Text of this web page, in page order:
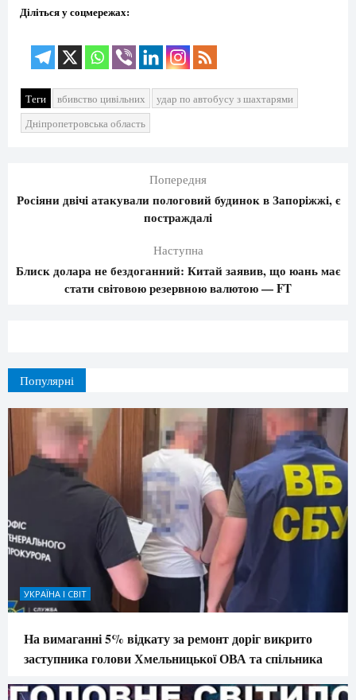
Діліться у соцмережах:
Теги вбивство цивільних
удар по автобусу з шахтарями
Дніпропетровська область
Попередня
Росіяни двічі атакували пологовий будинок в Запоріжжі, є
постраждалі
Наступна
Блиск долара не бездоганний: Китай заявив, що юань має
стати світовою резервною валютою — FT
Популярні
УКРАЇНА І СВІТ
На вимаганні 5% відкату за ремонт доріг викрито
заступника голови Хмельницької ОВА та спільника